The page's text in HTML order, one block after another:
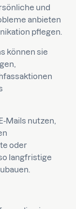
und
anbieten
pflegen.
können sie
Mails nutzen,
oder
langfristige